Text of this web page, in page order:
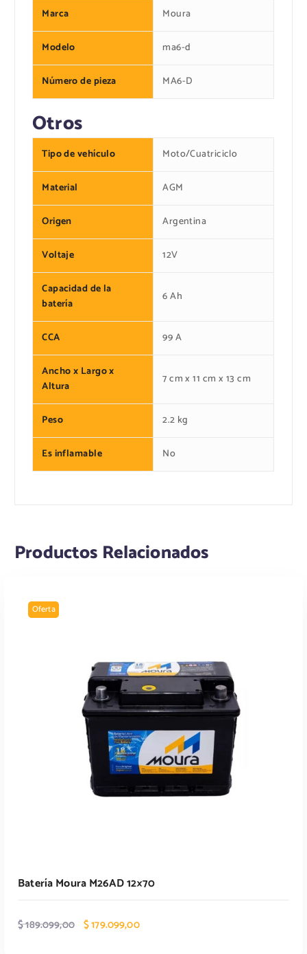
Marca Moura
Modelo ma6-d
Número de pieza MA6-D
Otros
Tipo de vehículo Moto/Cuatriciclo
Material AGM
Origen Argentina
Voltaje 12V
Capacidad de la
batería
6 Ah
CCA 99 A
Ancho x Largo x
Altura
7 cm x 11 cm x 13 cm
Peso 2.2 kg
Es inflamable No
Productos Relacionados
Oferta
Batería Moura M26AD 12×70
$189.099,00 l$179.099,00l